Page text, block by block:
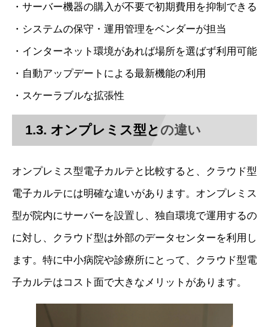
・サーバー機器の購入が不要で初期費用を抑制できる
・システムの保守・運用管理をベンダーが担当
・インターネット環境があれば場所を選ばず利用可能
・自動アップデートによる最新機能の利用
・スケーラブルな拡張性
1.3. オンプレミス型との違い
オンプレミス型電子カルテと比較すると、クラウド型
電子カルテには明確な違いがあります。オンプレミス
型が院内にサーバーを設置し、独自環境で運用するの
に対し、クラウド型は外部のデータセンターを利用し
ます。特に中小病院や診療所にとって、クラウド型電
子カルテはコスト面で大きなメリットがあります。